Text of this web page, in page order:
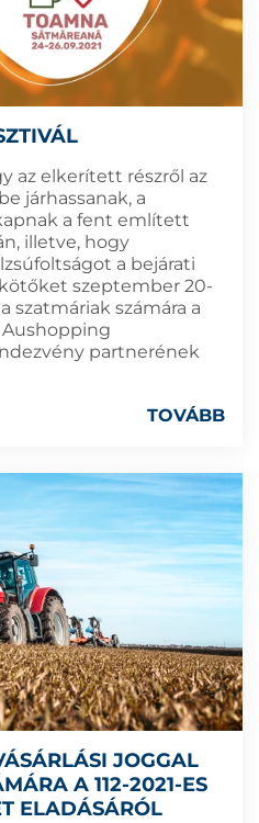
az elkerített részről az
járhassanak, a
a fent említett
illetve, hogy
a bejárati
szeptember 20-
szatmáriak számára a
partnerének
TOVÁBB
JOGGAL
A 112-2021-ES
ELADÁSÁRÓL